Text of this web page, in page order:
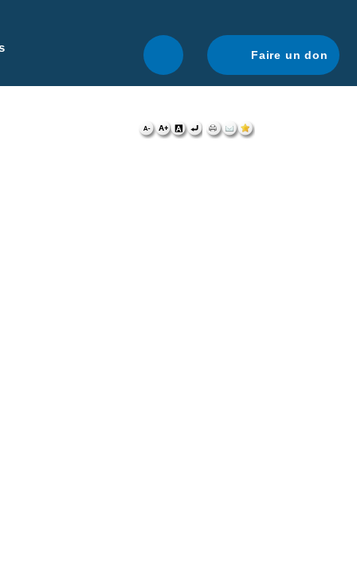
navigation optimale.
Faire un don